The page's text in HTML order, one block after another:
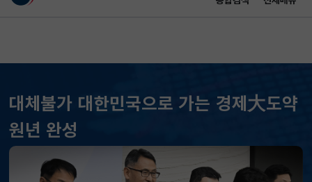
대체불가 대한민국으로 가는 경제大도약
원년 완성
KOSPI 6240.26 56.12(하락)
KOSDAQ
국고채(3년) 3.732 0.010(하락)